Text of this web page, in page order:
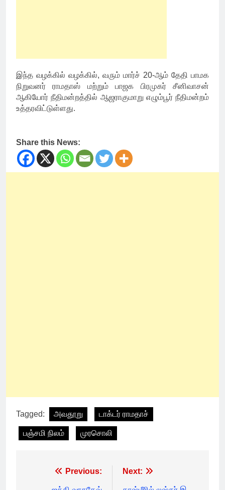
இந்த வழக்கில் வழக்கில், வரும் மார்ச் 20-ஆம் தேதி பாமக
நிறுவனர் ராமதாஸ் மற்றும் பாஜக பிரமுகர் சீனிவாசன்
ஆகியோர் நீதிமன்றத்தில் ஆஜராகுமாறு எழும்பூர் நீதிமன்றம்
உத்தரவிட்டுள்ளது.
Share this News:
Tagged: அவதூறு டாக்டர் ராமதாச்
பஞ்சமி நிலம் முரசொலி
Previous: Next: